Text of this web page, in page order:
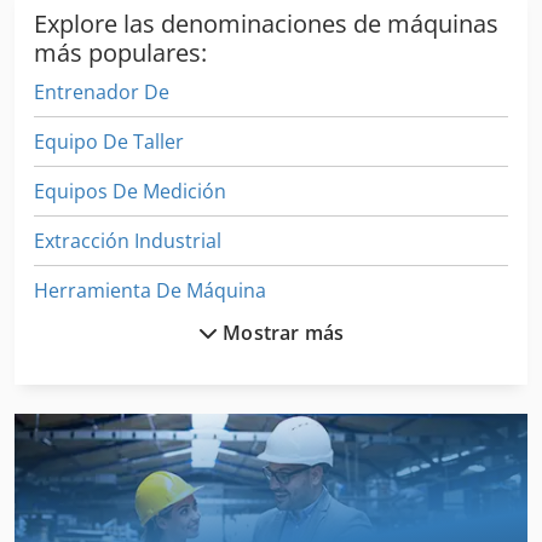
memoria USB • Movimiento de la sierra controlado por
sistema hidro-neumático hydro-check.
Explore las denominaciones de máquinas
más populares:
Entrenador De
Equipo De Taller
Equipos De Medición
Extracción Industrial
Herramienta De Máquina
Imprenta De Libro
Invernaderos De
Máquina De Carpintería
Mostrar más